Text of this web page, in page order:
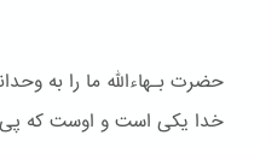
حضرت بـهاءالله ما را به
خدا یکی است و اوست که پی